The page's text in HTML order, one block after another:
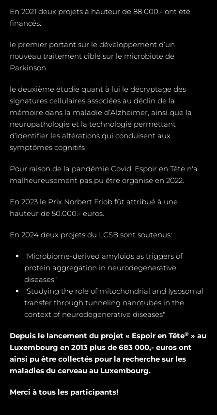
En 2021 deux projets à hauteur de 88 000.- ont été
financés:
le premier portant sur le développement d’un
nouveau traitement ciblé sur le microbiote de
Parkinson
le deuxième étudie quant à lui le décryptage des
signatures cellulaires associées au déclin de la
mémoire dans la maladie d’Alzheimer, ainsi que la
neuropathologie et la technologie permettant
d’identifier les altérations qui conduisent aux
symptômes cognitifs
Pour raison de la pandémie Covid, Espoir en Tête n'a
malheureusement pas pu être organisé en 2022.
En 2023 le Prix Norbert Friob fût attribué à une
hauteur de 50.000.- euros.
En 2024 deux projets du LCSB sont soutenus:
"Microbiome-derived amyloids as triggers of
protein aggregation in neurodegenerative
diseases"
"Studying the role of mitochondrial and Iysosomal
transfer through tunneling nanotubes in the
context of neurodegenerative diseases"
Depuis le lancement du projet « Espoir en Tête® » au
Luxembourg en 2013 plus de 683 000,- euros ont
ainsi pu être collectés pour la recherche sur les
maladies du cerveau au Luxembourg.
Merci à tous les participants!